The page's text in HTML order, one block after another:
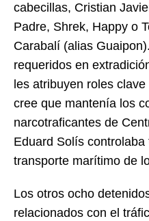
cabecillas, Cristian
Padre, Shrek, Happy o
Carabalí (alias
requeridos en
les atribuyen roles
cree que mantenía los
narcotraficantes de
Eduard Solís controlaba
transporte marítimo de
Los otros ocho
relacionados con el